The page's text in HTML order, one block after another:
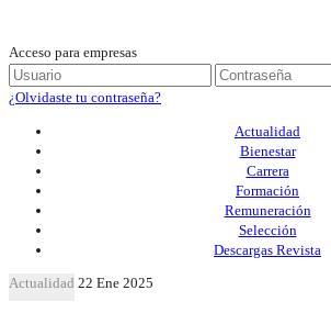
Acceso para empresas
¿Olvidaste tu contraseña?
Actualidad
Bienestar
Carrera
Formación
Remuneración
Selección
Descargas Revista
Actualidad 22 Ene 2025